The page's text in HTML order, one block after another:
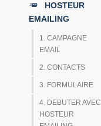
HOSTEUR
EMAILING
1. CAMPAGNE
EMAIL
2. CONTACTS
3. FORMULAIRE
4. DEBUTER AVEC
HOSTEUR